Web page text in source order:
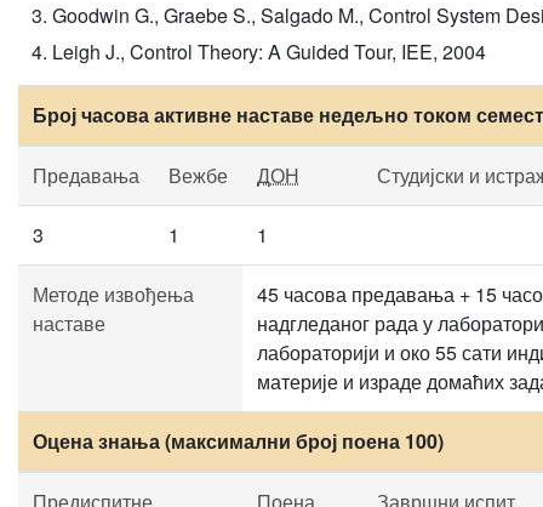
Goodwin G., Graebe S., Salgado M., Control System
Leigh J., Control Theory: A Guided Tour, IEE, 2004
Број часова активне наставе недељно током
Предавања Вежбе ДОН Студијски и
3 1 1
Методе извођења
наставе
45 часова предавања + 15
надгледаног рада у
лабораторији и око 55 сати
материје и израде домаћих
Оцена знања (максимални број поена 100)